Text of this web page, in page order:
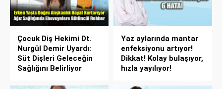
Çocuk Diş Hekimi Dt.
Nurgül Demir Uyardı:
Süt Dişleri Geleceğin
Sağlığını Belirliyor
Yaz aylarında mantar
enfeksiyonu artıyor!
Dikkat! Kolay bulaşıyor,
hızla yayılıyor!